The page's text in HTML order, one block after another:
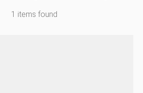
1 items found